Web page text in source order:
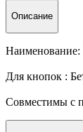
Описание
Наименование:
Для кнопок :
Совместимы с